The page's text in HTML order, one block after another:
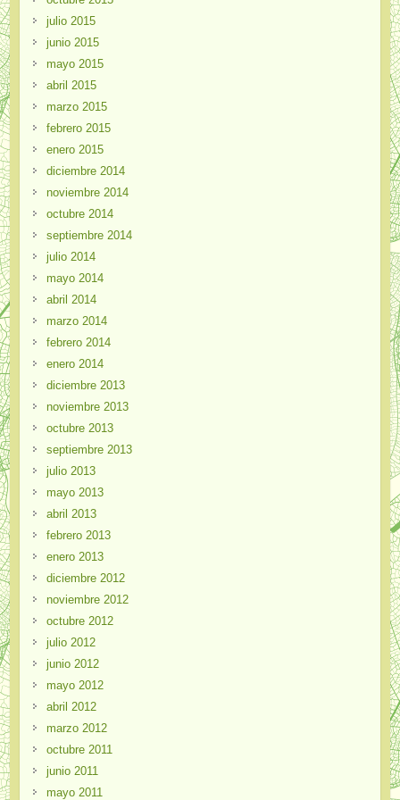
julio 2015
junio 2015
mayo 2015
abril 2015
marzo 2015
febrero 2015
enero 2015
diciembre 2014
noviembre 2014
octubre 2014
septiembre 2014
julio 2014
mayo 2014
abril 2014
marzo 2014
febrero 2014
enero 2014
diciembre 2013
noviembre 2013
octubre 2013
septiembre 2013
julio 2013
mayo 2013
abril 2013
febrero 2013
enero 2013
diciembre 2012
noviembre 2012
octubre 2012
julio 2012
junio 2012
mayo 2012
abril 2012
marzo 2012
octubre 2011
junio 2011
mayo 2011